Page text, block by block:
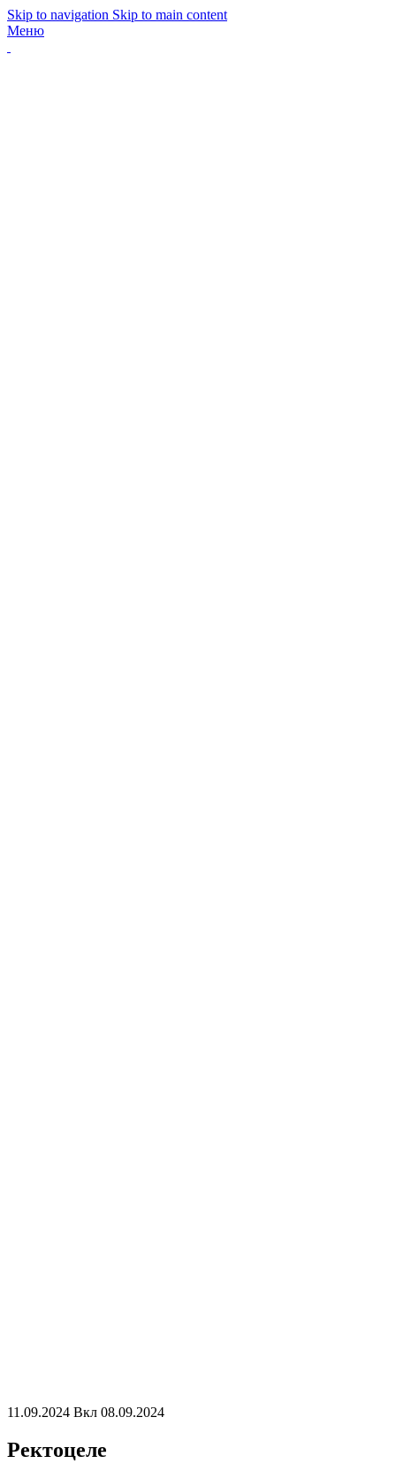
Skip to navigation Skip to main content
Меню
11.09.2024 Вкл 08.09.2024
Ректоцеле